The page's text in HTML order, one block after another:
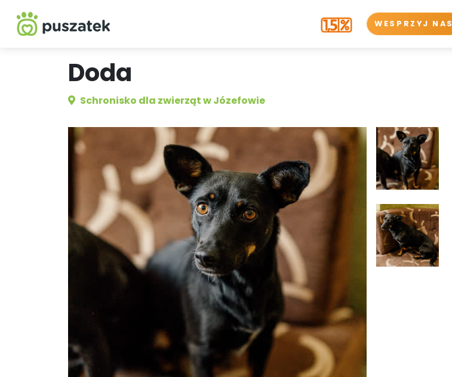
WESPRZYJ NAS
Doda
Schronisko dla zwierząt w Józefowie